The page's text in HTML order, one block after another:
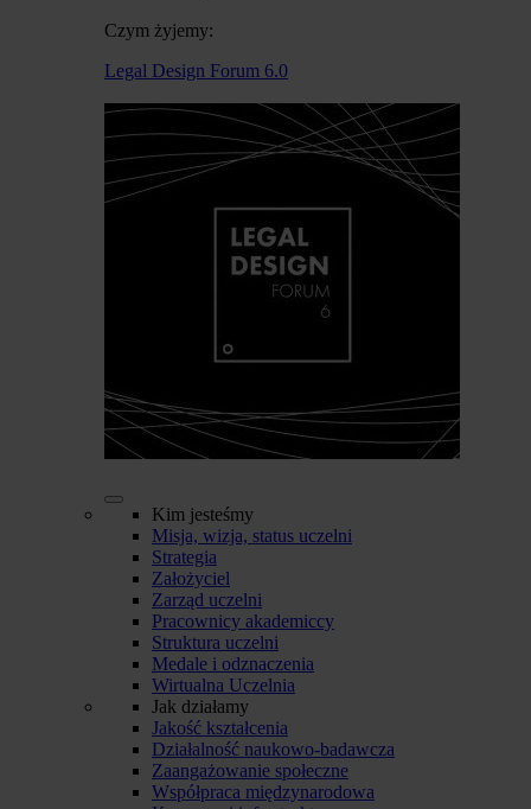
Czym żyjemy:
Legal Design Forum 6.0
Kim jesteśmy
Misja, wizja, status uczelni
Strategia
Założyciel
Zarząd uczelni
Pracownicy akademiccy
Struktura uczelni
Medale i odznaczenia
Wirtualna Uczelnia
Jak działamy
Jakość kształcenia
Działalność naukowo-badawcza
Zaangażowanie społeczne
Współpraca międzynarodowa